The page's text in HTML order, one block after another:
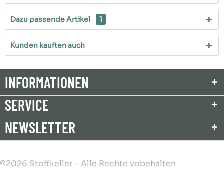
Dazu passende Artikel 1
Kunden kauften auch
INFORMATIONEN
SERVICE
NEWSLETTER
©2026 Stoffkeller – Alle Rechte vobehalten